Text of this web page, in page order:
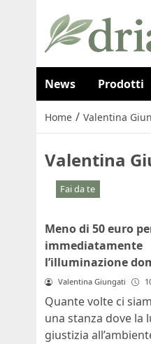
News Prodotti
Home / Valentina
Valentina
Fai da te
Meno di 50 euro
immediatamente
l’illuminazione
Valentina Giungati
Quante volte ci
una stanza dove la
giustizia